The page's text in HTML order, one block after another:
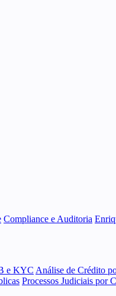
Compliance e Auditoria
e KYC Análise de Crédito
Processos Judiciais por